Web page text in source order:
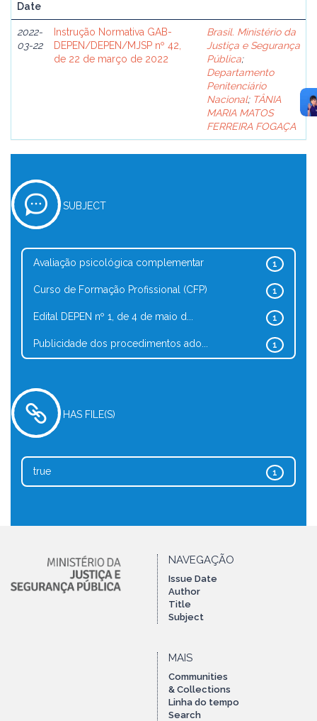
Date
2022-
03-22
Instrução Normativa GAB-
DEPEN/DEPEN/MJSP nº 42,
de 22 de março de 2022
Brasil. Ministério da
Justiça e Segurança
Pública;
Departamento
Penitenciário
Nacional; TÂNIA
MARIA MATOS
FERREIRA FOGAÇA
SUBJECT
1
Avaliação psicológica complementar
1
Curso de Formação Profissional (CFP)
1
Edital DEPEN nº 1, de 4 de maio d...
1
Publicidade dos procedimentos ado...
HAS FILE(S)
1
true
NAVEGAÇÃO
Issue Date
Author
Title
Subject
MAIS
Communities
& Collections
Linha do tempo
Search